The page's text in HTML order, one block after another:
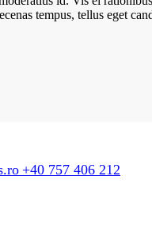
tempus, tellus eget
+40 757 406 212